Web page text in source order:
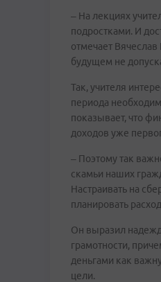
– На лекциях
подростками. И
отмечает
будущем не
Так, учителя
периода
показывает, что
доходов уже
– Поэтому так
скамьи наших
Настраивать на
планировать
Он выразил
грамотности,
деньгами как
цели.